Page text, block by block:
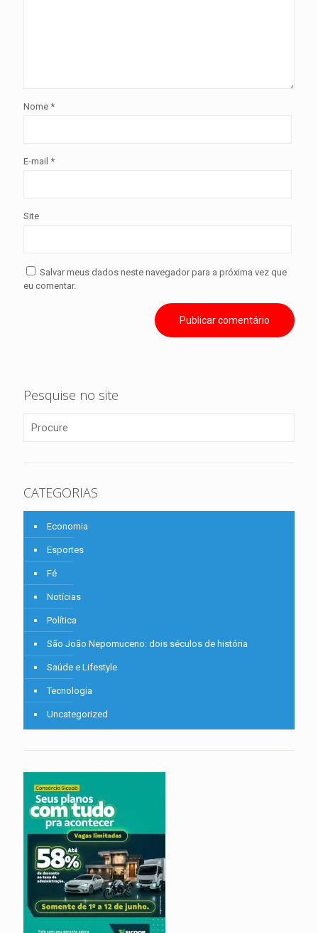
Nome *
E-mail *
Site
Salvar meus dados neste navegador para a próxima vez que
eu comentar.
Pesquise no site
CATEGORIAS
Economia
Esportes
Fé
Notícias
Política
São João Nepomuceno: dois séculos de história
Saúde e Lifestyle
Tecnologia
Uncategorized